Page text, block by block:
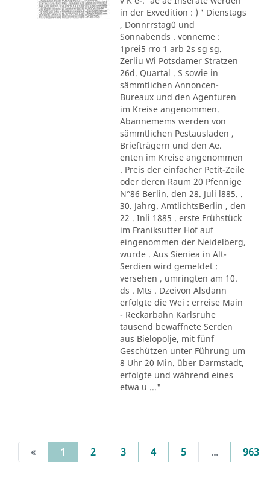
in der Exvedition : ) ' Dienstags
, Donnrrstag0 und
Sonnabends . vonneme :
1prei5 rro 1 arb 2s sg sg.
Zerliu Wi Potsdamer Stratzen
26d. Quartal . S sowie in
sämmtlichen Annoncen-
Bureaux und den Agenturen
im Kreise angenommen.
Abannemems werden von
sämmtlichen Pestausladen ,
Briefträgern und den Ae.
enten im Kreise angenommen
. Preis der einfacher Petit-Zeile
oder deren Raum 20 Pfennige
N°86 Berlin. den 28. Juli l885. .
30. Jahrg. AmtlichtsBerlin , den
22 . Inli 1885 . erste Frühstück
im Franiksutter Hof auf
eingenommen der Neidelberg,
wurde . Aus Sieniea in Alt-
Serdien wird gemeldet :
versehen , umringten am 10.
ds . Mts . Dzeivon Alsdann
erfolgte die Wei : erreise Main
- Reckarbahn Karlsruhe
tausend bewaffnete Serden
aus Bielopolje, mit fünf
Geschützen unter Führung um
8 Uhr 20 Min. über Darmstadt,
erfolgte und während eines
etwa u ..."
« 1 (current)
2 3 4 5 ... 963